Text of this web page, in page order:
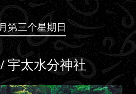
第三个星期日
宇太水分神社